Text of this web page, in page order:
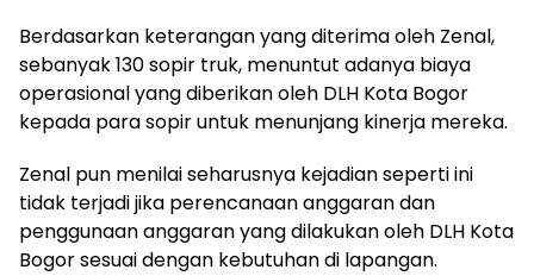
Berdasarkan keterangan yang diterima oleh Zenal,
sebanyak 130 sopir truk, menuntut adanya biaya
operasional yang diberikan oleh DLH Kota Bogor
kepada para sopir untuk menunjang kinerja mereka.
Zenal pun menilai seharusnya kejadian seperti ini
tidak terjadi jika perencanaan anggaran dan
penggunaan anggaran yang dilakukan oleh DLH Kota
Bogor sesuai dengan kebutuhan di lapangan.